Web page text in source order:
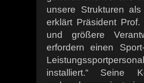
unsere Strukturen
erklärt Präsident Prof.
und größere
erfordern einen
installiert.“ Seine